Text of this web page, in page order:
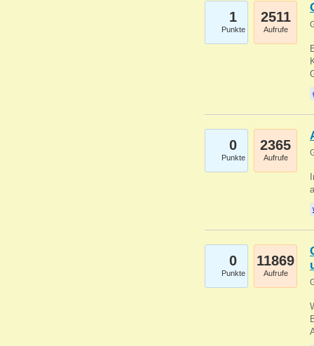
1
Punkte
2511
Aufrufe
0
Punkte
2365
Aufrufe
0
Punkte
11869
Aufrufe